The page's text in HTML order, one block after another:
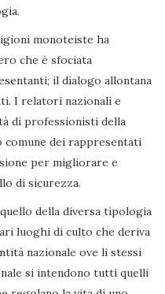
monoteiste ha
che è sfociata
il dialogo allontana
I relatori nazionali e
di professionisti della
comune dei rappresentati
per migliorare e
di sicurezza.
della diversa tipologia
luoghi di culto che deriva
nazionale ove li stessi
si intendono tutti quelli